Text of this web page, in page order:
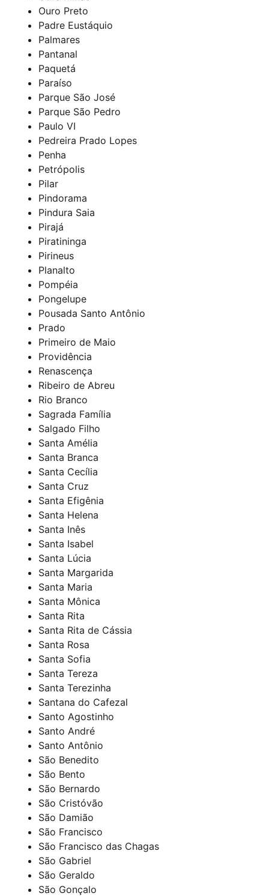
Ouro Preto
Padre Eustáquio
Palmares
Pantanal
Paquetá
Paraíso
Parque São José
Parque São Pedro
Paulo VI
Pedreira Prado Lopes
Penha
Petrópolis
Pilar
Pindorama
Pindura Saia
Pirajá
Piratininga
Pirineus
Planalto
Pompéia
Pongelupe
Pousada Santo Antônio
Prado
Primeiro de Maio
Providência
Renascença
Ribeiro de Abreu
Rio Branco
Sagrada Família
Salgado Filho
Santa Amélia
Santa Branca
Santa Cecília
Santa Cruz
Santa Efigênia
Santa Helena
Santa Inês
Santa Isabel
Santa Lúcia
Santa Margarida
Santa Maria
Santa Mônica
Santa Rita
Santa Rita de Cássia
Santa Rosa
Santa Sofia
Santa Tereza
Santa Terezinha
Santana do Cafezal
Santo Agostinho
Santo André
Santo Antônio
São Benedito
São Bento
São Bernardo
São Cristóvão
São Damião
São Francisco
São Francisco das Chagas
São Gabriel
São Geraldo
São Gonçalo